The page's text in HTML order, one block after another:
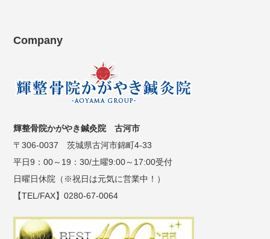
Company
輝整骨院かがやき鍼灸院 古河市
〒306-0037 茨城県古河市錦町4-33
平日9：00～19：30/土曜9:00～17:00受付
日曜日休院（※祝日は元気に営業中！）
【TEL/FAX】0280-67-0064